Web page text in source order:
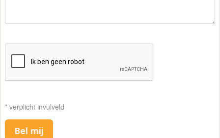
* verplicht invulveld
Bel mij